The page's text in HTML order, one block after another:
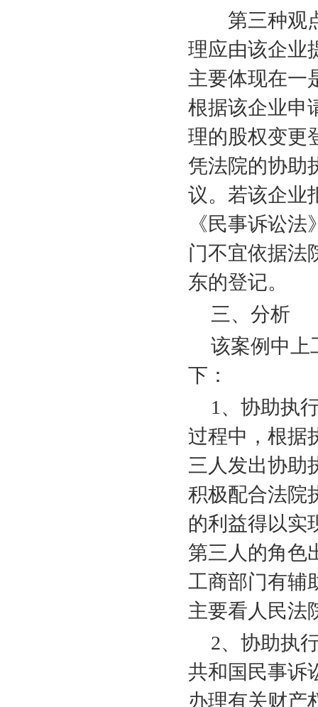
第三种观点
理应由该企业
主要体现在一
根据该企业申
理的股权变更
凭法院的协助
议。若该企业
《民事诉讼
门不宜依据法
东的登记。
三、分析
该案例中上
下：
1 、协助执
过程中，根据
三人发出协助
积极配合法院
的利益得以实
第三人的角色
工商部门有辅
主要看人民法
2、协助执
共和国民事诉
办理有关财产